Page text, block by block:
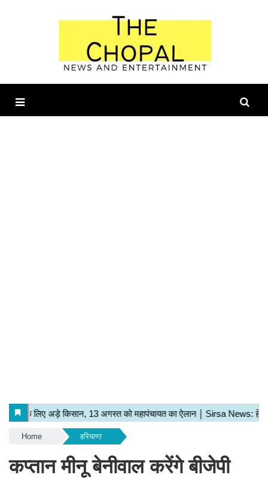
Home हरियाणा
कप्तान मीनू बेनीवाल करेंगे बीजेपी